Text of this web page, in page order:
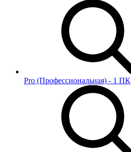
Pro (Профессиональная) - 1 ПК